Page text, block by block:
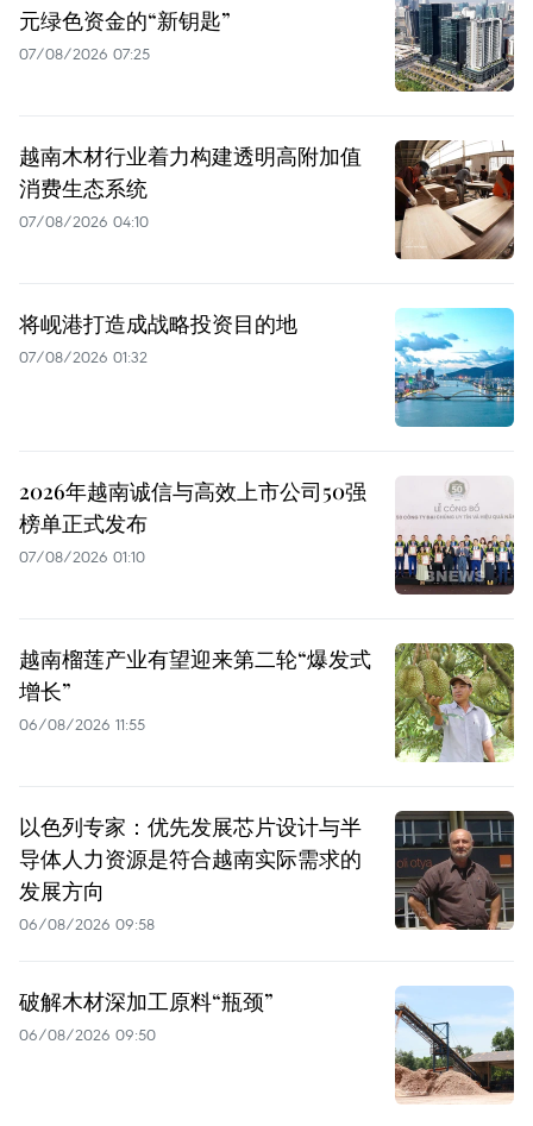
元绿色资金的“新钥匙”
07/08/2026 07:25
越南木材行业着力构建透明高附加值
消费生态系统
07/08/2026 04:10
将岘港打造成战略投资目的地
07/08/2026 01:32
2026年越南诚信与高效上市公司50强
榜单正式发布
07/08/2026 01:10
越南榴莲产业有望迎来第二轮“爆发式
增长”
06/08/2026 11:55
以色列专家：优先发展芯片设计与半
导体人力资源是符合越南实际需求的
发展方向
06/08/2026 09:58
破解木材深加工原料“瓶颈”
06/08/2026 09:50